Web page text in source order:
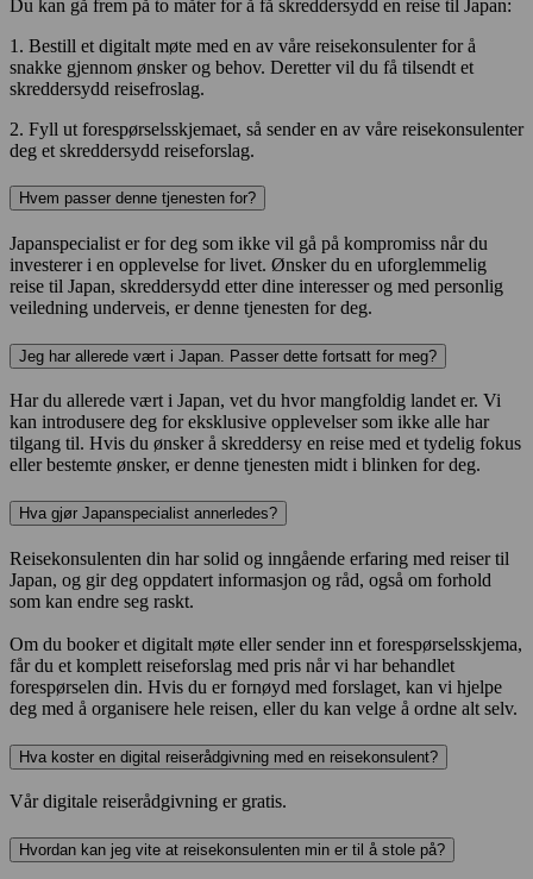
Du kan gå frem på to måter for å få skreddersydd en reise til Japan:
1. Bestill et digitalt møte med en av våre reisekonsulenter for å
snakke gjennom ønsker og behov. Deretter vil du få tilsendt et
skreddersydd reisefroslag.
2. Fyll ut forespørselsskjemaet, så sender en av våre reisekonsulenter
deg et skreddersydd reiseforslag.
Hvem passer denne tjenesten for?
Japanspecialist er for deg som ikke vil gå på kompromiss når du
investerer i en opplevelse for livet. Ønsker du en uforglemmelig
reise til Japan, skreddersydd etter dine interesser og med personlig
veiledning underveis, er denne tjenesten for deg.
Jeg har allerede vært i Japan. Passer dette fortsatt for meg?
Har du allerede vært i Japan, vet du hvor mangfoldig landet er. Vi
kan introdusere deg for eksklusive opplevelser som ikke alle har
tilgang til. Hvis du ønsker å skreddersy en reise med et tydelig fokus
eller bestemte ønsker, er denne tjenesten midt i blinken for deg.
Hva gjør Japanspecialist annerledes?
Reisekonsulenten din har solid og inngående erfaring med reiser til
Japan, og gir deg oppdatert informasjon og råd, også om forhold
som kan endre seg raskt.
Om du booker et digitalt møte eller sender inn et forespørselsskjema,
får du et komplett reiseforslag med pris når vi har behandlet
forespørselen din. Hvis du er fornøyd med forslaget, kan vi hjelpe
deg med å organisere hele reisen, eller du kan velge å ordne alt selv.
Hva koster en digital reiserådgivning med en reisekonsulent?
Vår digitale reiserådgivning er gratis.
Hvordan kan jeg vite at reisekonsulenten min er til å stole på?